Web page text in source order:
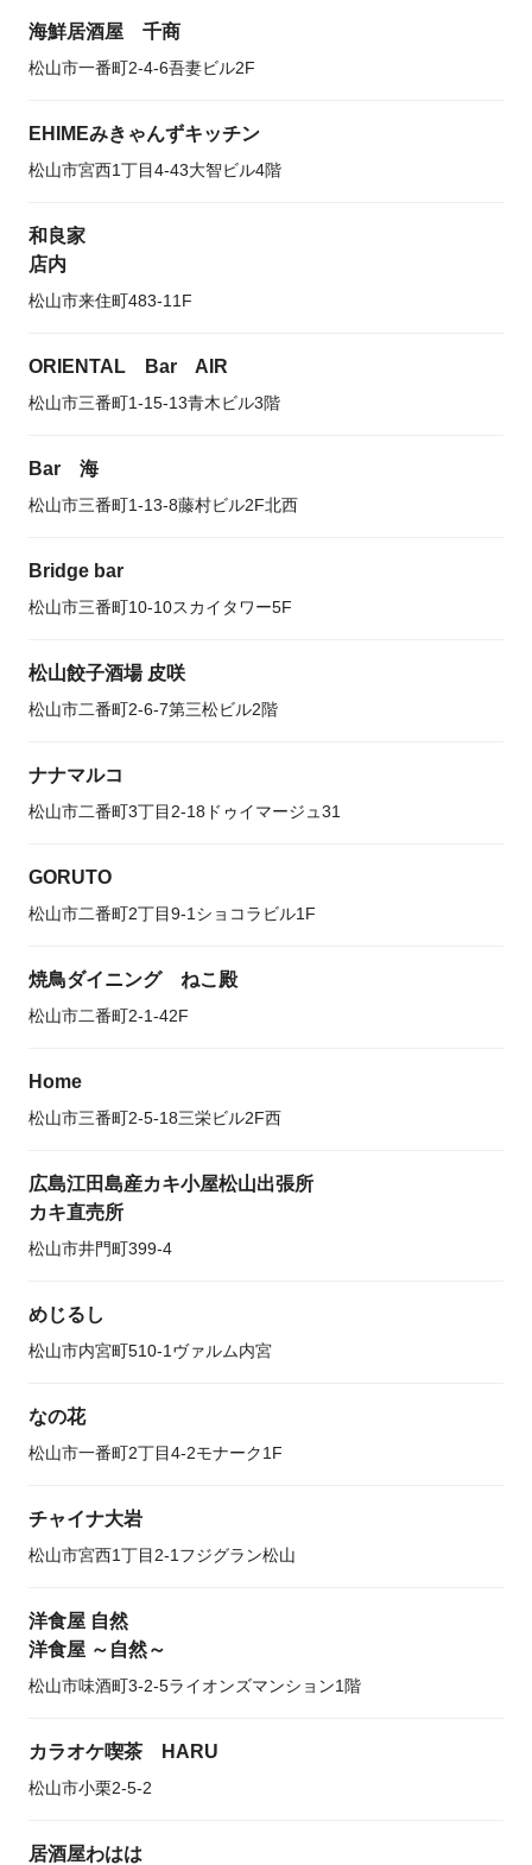
海鮮居酒屋 千商
松山市一番町2-4-6吾妻ビル2F
EHIMEみきゃんずキッチン
松山市宮西1丁目4-43大智ビル4階
和良家
店内
松山市来住町483-11F
ORIENTAL Bar AIR
松山市三番町1-15-13青木ビル3階
Bar 海
松山市三番町1-13-8藤村ビル2F北西
Bridge bar
松山市三番町10-10スカイタワー5F
松山餃子酒場 皮咲
松山市二番町2-6-7第三松ビル2階
ナナマルコ
松山市二番町3丁目2-18ドゥイマージュ31
GORUTO
松山市二番町2丁目9-1ショコラビル1F
焼鳥ダイニング ねこ殿
松山市二番町2-1-42F
Home
松山市三番町2-5-18三栄ビル2F西
広島江田島産カキ小屋松山出張所
カキ直売所
松山市井門町399-4
めじるし
松山市内宮町510-1ヴァルム内宮
なの花
松山市一番町2丁目4-2モナーク1F
チャイナ大岩
松山市宮西1丁目2-1フジグラン松山
洋食屋 自然
洋食屋 ～自然～
松山市味酒町3-2-5ライオンズマンション1階
カラオケ喫茶 HARU
松山市小栗2-5-2
居酒屋わはは